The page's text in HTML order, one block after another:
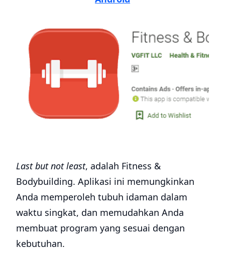
Last but not least, adalah Fitness &
Bodybuilding. Aplikasi ini memungkinkan
Anda memperoleh tubuh idaman dalam
waktu singkat, dan memudahkan Anda
membuat program yang sesuai dengan
kebutuhan.